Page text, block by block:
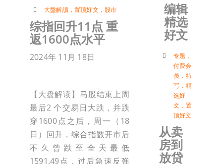
大盤解讀， 置顶好文 ， 股市
综指回升11点 重
返1600点水平
2024年 11月 18日
【大盘解读】马股结束上周
最后2 个交易日大跌，并跌
穿1600点之后，周一（18
日）回升，综合指数开市后
不久曾跌至全天最低
1591.49点，过后急速反弹
编辑
精选
好文
专题 ，
付费会
员 ， 特
写 ， 精
选好
文 ， 置
顶好文
从卖
房到
放贷